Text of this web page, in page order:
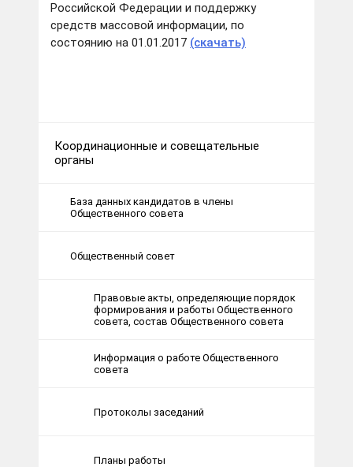
Российской Федерации и поддержку
средств массовой информации, по
состоянию на 01.01.2017 (скачать)
Координационные и совещательные
органы
База данных кандидатов в члены
Общественного совета
Общественный совет
Правовые акты, определяющие порядок
формирования и работы Общественного
совета, состав Общественного совета
Информация о работе Общественного
совета
Протоколы заседаний
Планы работы